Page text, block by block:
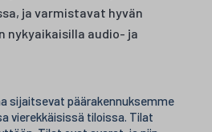
ja varmistavat hyvän
nykyaikaisilla audio- ja
sijaitsevat päärakennuksemme
vierekkäisissä tiloissa. Tilat